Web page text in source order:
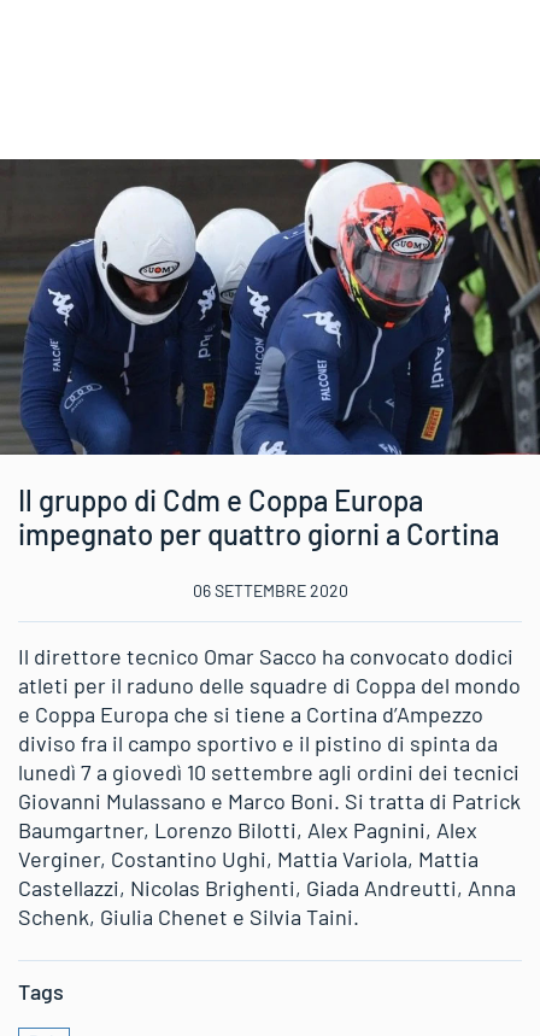
Il gruppo di Cdm e Coppa Europa
impegnato per quattro giorni a Cortina
06 SETTEMBRE 2020
Il direttore tecnico Omar Sacco ha convocato dodici
atleti per il raduno delle squadre di Coppa del mondo
e Coppa Europa che si tiene a Cortina d’Ampezzo
diviso fra il campo sportivo e il pistino di spinta da
lunedì 7 a giovedì 10 settembre agli ordini dei tecnici
Giovanni Mulassano e Marco Boni. Si tratta di Patrick
Baumgartner, Lorenzo Bilotti, Alex Pagnini, Alex
Verginer, Costantino Ughi, Mattia Variola, Mattia
Castellazzi, Nicolas Brighenti, Giada Andreutti, Anna
Schenk, Giulia Chenet e Silvia Taini.
Tags